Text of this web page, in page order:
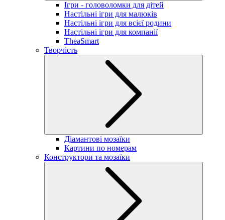
Ігри - головоломки для дітей
Настільні ігри для малюків
Настільні ігри для всієї родини
Настільні ігри для компанії
TheaSmart
Творчість
Діамантові мозаїки
Картини по номерам
Конструктори та мозаїки